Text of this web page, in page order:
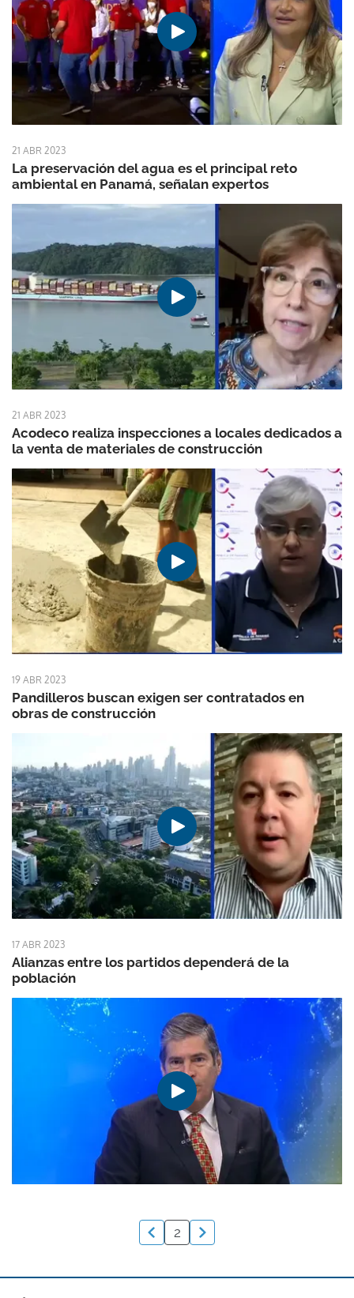
21 ABR 2023
La preservación del agua es el principal reto
ambiental en Panamá, señalan expertos
21 ABR 2023
Acodeco realiza inspecciones a locales dedicados a
la venta de materiales de construcción
19 ABR 2023
Pandilleros buscan exigen ser contratados en
obras de construcción
17 ABR 2023
Alianzas entre los partidos dependerá de la
población
2